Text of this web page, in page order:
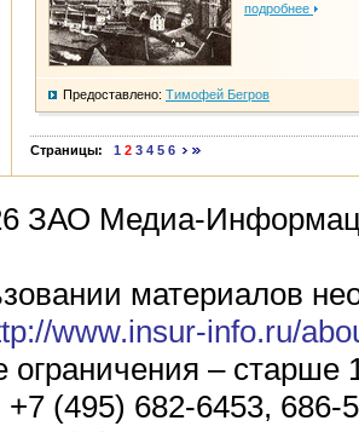
подробнее
Предоставлено: Тимофей Бегров
Страницы: 1 2 3 4 5 6
ЗАО Медиа-
материалов
www.insur-info.ru/
ограничения – старше
(495) 682-6453, 686-